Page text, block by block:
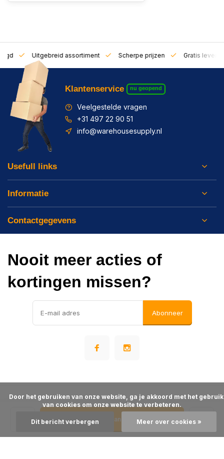
Toevoegen aan winkelwagen
Uitgebreid assortiment Scherpe prijzen Gratis
Klantenservice nu geopend
Veelgestelde vragen
+31 497 22 90 51
info@warehousesupply.nl
Usefull links
Informatie
Contactgegevens
Nooit meer acties of
kortingen missen?
Abonneer
Algemene voorwaarden Disclaimer Privacy Policy Sitemap
© Warehousesupply- Theme made byWebdinge
van cookies om onze website te verbeteren.
Dit bericht verbergen Meer over cookies »